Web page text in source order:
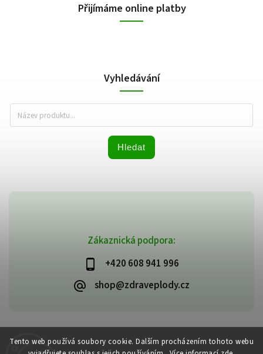
Tento web používá soubory cookie. Dalším procházením tohoto webu
Zákaznická podpora:
+420 608 941 996
shop@zdraveplody.cz
Přijímáme online platby
Vyhledávání
Hledat
Copyright 2026Zdravé plody. Všechna práva vyhrazena.